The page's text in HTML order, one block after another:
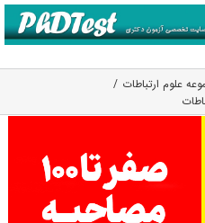
علوم ارتباطات